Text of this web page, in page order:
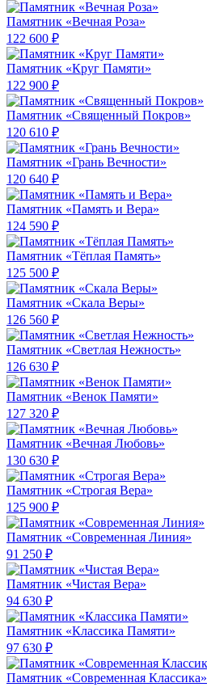
Памятник «Вечная Роза»
122 600 ₽
Памятник «Круг Памяти»
122 900 ₽
Памятник «Священный Покров»
120 610 ₽
Памятник «Грань Вечности»
120 640 ₽
Памятник «Память и Вера»
124 590 ₽
Памятник «Тёплая Память»
125 500 ₽
Памятник «Скала Веры»
126 560 ₽
Памятник «Светлая Нежность»
126 630 ₽
Памятник «Венок Памяти»
127 320 ₽
Памятник «Вечная Любовь»
130 630 ₽
Памятник «Строгая Вера»
125 900 ₽
Памятник «Современная Линия»
91 250 ₽
Памятник «Чистая Вера»
94 630 ₽
Памятник «Классика Памяти»
97 630 ₽
Памятник «Современная Классика»